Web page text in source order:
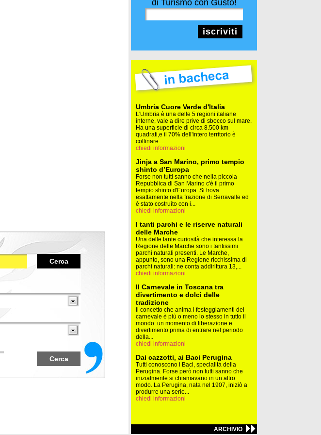
Cerca
Cerca
di Turismo con Gusto!
iscriviti
Umbria Cuore Verde d'Italia
L'Umbria è una delle 5 regioni italiane
interne, vale a dire prive di sbocco sul mare.
Ha una superficie di circa 8.500 km
quadrati,e il 70% dell'intero territorio è
collinare....
chiedi informazioni
Jinja a San Marino, primo tempio
shinto d’Europa
Forse non tutti sanno che nella piccola
Repubblica di San Marino c'è il primo
tempio shinto d'Europa. Si trova
esattamente nella frazione di Serravalle ed
è stato costruito con i...
chiedi informazioni
I tanti parchi e le riserve naturali
delle Marche
Una delle tante curiosità che interessa la
Regione delle Marche sono i tantissimi
parchi naturali presenti. Le Marche,
appunto, sono una Regione ricchissima di
parchi naturali: ne conta addirittura 13,...
chiedi informazioni
Il Carnevale in Toscana tra
divertimento e dolci delle
tradizione
Il concetto che anima i festeggiamenti del
carnevale è più o meno lo stesso in tutto il
mondo: un momento di liberazione e
divertimento prima di entrare nel periodo
della...
chiedi informazioni
Dai cazzotti, ai Baci Perugina
Tutti conoscono i Baci, specialità della
Perugina. Forse però non tutti sanno che
inizialmente si chiamavano in un altro
modo. La Perugina, nata nel 1907, iniziò a
produrre una serie...
chiedi informazioni
ARCHIVIO